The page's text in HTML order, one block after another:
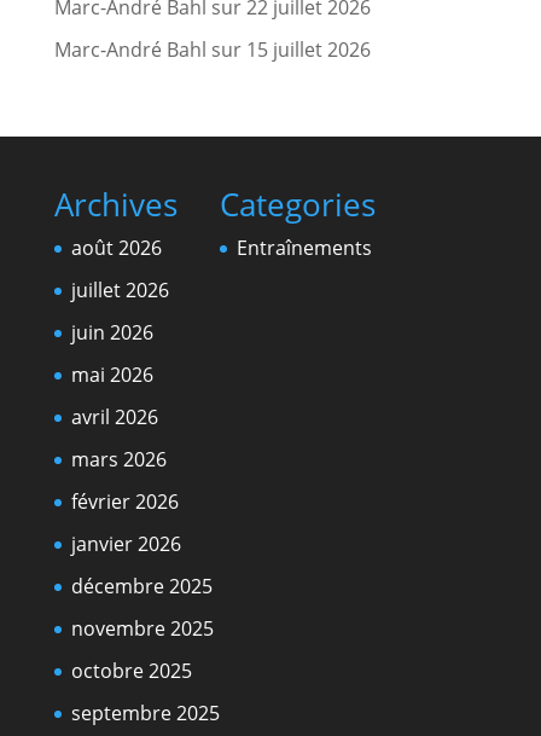
Marc-André Bahl sur22 juillet 2026
Marc-André Bahl sur 15 juillet 2026
Archives
août 2026
juillet 2026
juin 2026
mai 2026
avril 2026
mars 2026
février 2026
janvier 2026
décembre 2025
novembre 2025
octobre 2025
septembre 2025
Categories
Entraînements